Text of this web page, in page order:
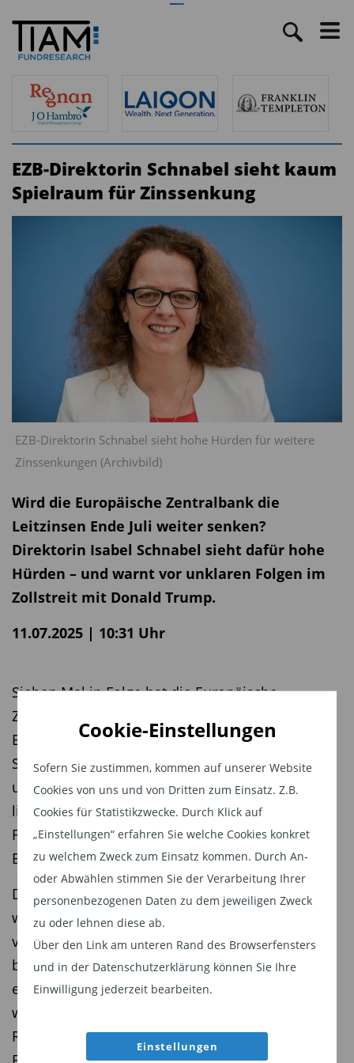
Cookie-Einstellungen
Sofern Sie zustimmen, kommen auf unserer Website
Cookies von uns und von Dritten zum Einsatz. Z.B.
Cookies für Statistikzwecke. Durch Klick auf
„Einstellungen“ erfahren Sie welche Cookies konkret
zu welchem Zweck zum Einsatz kommen. Durch An-
oder Abwählen stimmen Sie der Verarbeitung Ihrer
personenbezogenen Daten zu dem jeweiligen Zweck
zu oder lehnen diese ab.
Über den Link am unteren Rand des Browserfensters
und in der Datenschutzerklärung können Sie Ihre
Einwilligung jederzeit bearbeiten.
Einstellungen
EZB-Direktorin Schnabel sieht kaum
Spielraum für Zinssenkung
EZB-Direktorin Schnabel sieht hohe Hürden für weitere
Zinssenkungen (Archivbild)
Wird die Europäische Zentralbank die
Leitzinsen Ende Juli weiter senken?
Direktorin Isabel Schnabel sieht dafür hohe
Hürden – und warnt vor unklaren Folgen im
Zollstreit mit Donald Trump.
11.07.2025 | 10:31 Uhr
Sieben Mal in Folge hat die Europäische
Zentralbank die Leitzinsen gesenkt, nun plädiert
EZB-Direktorin Isabel Schnabel für ein Ende der
Serie. Die Zinsen seien in einem «guten Bereich
und die Messlatte für eine weitere Zinssenkung
liegt sehr hoch», sagte die Deutschen dem
Finanzportal «Econostream Media» kurz vor dem
EZB-Zinsentscheid am 24. Juli.
Der Rückgang der Inflation verlaufe weitgehend
wie erwartet. Man stehe kurz davor, «die
vergangenen Inflationsschocks erfolgreich
bewältigt zu haben», sagte Schnabel. Zudem
erweise sich die Wirtschaft in der Eurozone als
widerstandsfähig und sie sehe mittelfristig kein
Risiko, dass die Inflation anhaltend unter das